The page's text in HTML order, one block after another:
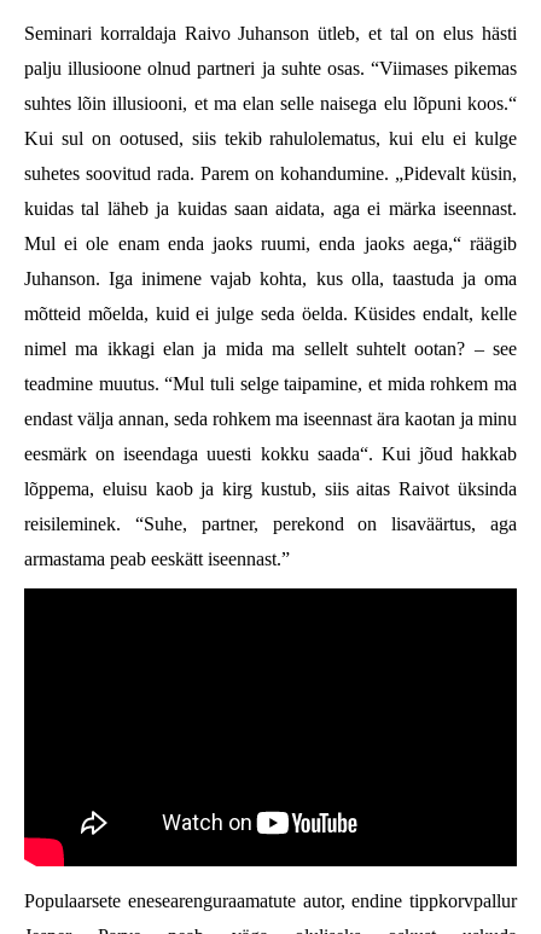
Seminari korraldaja Raivo Juhanson ütleb, et tal on elus hästi
palju illusioone olnud partneri ja suhte osas. “Viimases pikemas
suhtes lõin illusiooni, et ma elan selle naisega elu lõpuni koos.“
Kui sul on ootused, siis tekib rahulolematus, kui elu ei kulge
suhetes soovitud rada. Parem on kohandumine. „Pidevalt küsin,
kuidas tal läheb ja kuidas saan aidata, aga ei märka iseennast.
Mul ei ole enam enda jaoks ruumi, enda jaoks aega,“ räägib
Juhanson. Iga inimene vajab kohta, kus olla, taastuda ja oma
mõtteid mõelda, kuid ei julge seda öelda. Küsides endalt, kelle
nimel ma ikkagi elan ja mida ma sellelt suhtelt ootan? – see
teadmine muutus. “Mul tuli selge taipamine, et mida rohkem ma
endast välja annan, seda rohkem ma iseennast ära kaotan ja minu
eesmärk on iseendaga uuesti kokku saada“. Kui jõud hakkab
lõppema, eluisu kaob ja kirg kustub, siis aitas Raivot üksinda
reisileminek. “Suhe, partner, perekond on lisaväärtus, aga
armastama peab eeskätt iseennast.”
Populaarsete enesearenguraamatute autor, endine tippkorvpallur